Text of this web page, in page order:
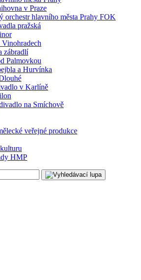
v Praze
orchestr hlavního města Prahy FOK
pražská
zábradlí
Palmovkou
a Hurvínka
v Karlíně
na Smíchově
veřejné produkce
HMP